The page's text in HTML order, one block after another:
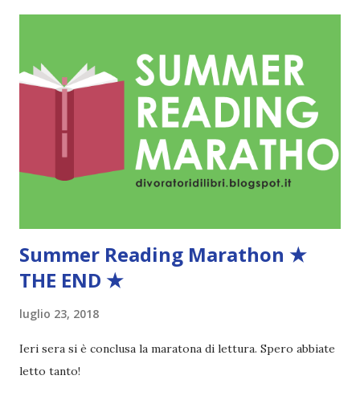
conto di ciò che ha appena fatto. L'animale che ha ucciso,
infatti, non era un lupo comune ma un Fae e secondo la
legge "ogni attacco ingiustificato da parte di un umano a un
essere fatato può essere ripagato solo con una vita umana
in cambio. Una vita per una vita". Ma non è la morte il
destino di Feyre, bensì l'allontanamento dalla sua famiglia,
dal suo villaggio, dal m...
Summer Reading Marathon ★
THE END ★
luglio 23, 2018
Ieri sera si è conclusa la maratona di lettura. Spero abbiate
letto tanto!